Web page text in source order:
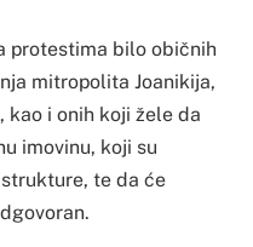
protestima bilo običnih
mitropolita Joanikija,
i onih koji žele da
imovinu, koji su
te da će